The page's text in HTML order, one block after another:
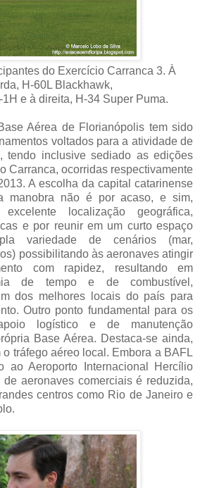
do Exercício Carranca 3. À
H-60L Blackhawk,
e à direita, H-34 Super Puma.
Aérea de Florianópolis tem sido
voltados para a atividade de
tendo inclusive sediado as edições
Carranca, ocorridas respectivamente
A escolha da capital catarinense
manobra não é por acaso, e sim,
localização geográfica,
e por reunir em um curto espaço
variedade de cenários (mar,
possibilitando às aeronaves atingir
com rapidez, resultando em
de tempo e de combustível,
dos melhores locais do país para
Outro ponto fundamental para os
logístico e de manutenção
Base Aérea. Destaca-se ainda,
tráfego aéreo local. Embora a BAFL
ao Aeroporto Internacional Hercílio
de aeronaves comerciais é reduzida,
centros como Rio de Janeiro e